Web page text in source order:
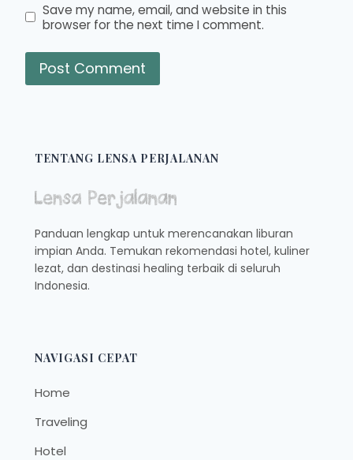
Save my name, email, and website in this
browser for the next time I comment.
TENTANG LENSA PERJALANAN
Panduan lengkap untuk merencanakan liburan
impian Anda. Temukan rekomendasi hotel, kuliner
lezat, dan destinasi healing terbaik di seluruh
Indonesia.
NAVIGASI CEPAT
Home
Traveling
Hotel